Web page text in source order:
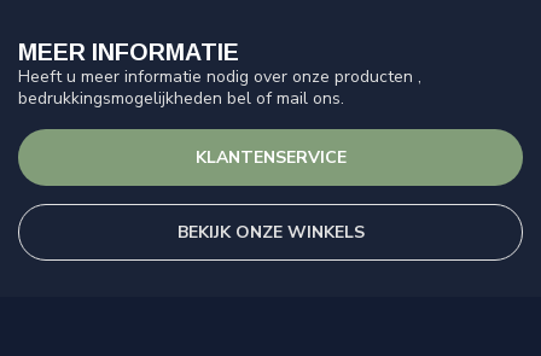
MEER INFORMATIE
Heeft u meer informatie nodig over onze producten ,
bedrukkingsmogelijkheden bel of mail ons.
KLANTENSERVICE
BEKIJK ONZE WINKELS